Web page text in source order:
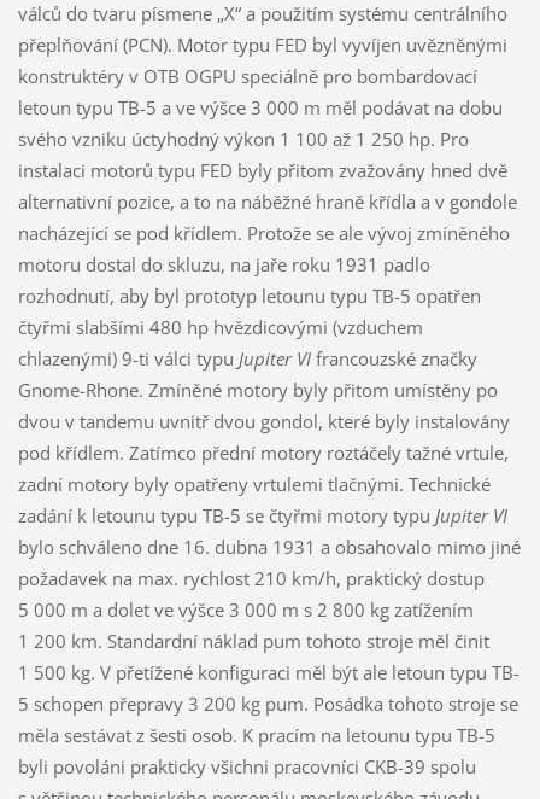
válců do tvaru písmene „X“ a použitím systému centrálního
přeplňování (PCN). Motor typu FED byl vyvíjen uvězněnými
konstruktéry v OTB OGPU speciálně pro bombardovací
letoun typu TB-5 a ve výšce 3 000 m měl podávat na dobu
svého vzniku úctyhodný výkon 1 100 až 1 250 hp. Pro
instalaci motorů typu FED byly přitom zvažovány hned dvě
alternativní pozice, a to na náběžné hraně křídla a v gondole
nacházející se pod křídlem. Protože se ale vývoj zmíněného
motoru dostal do skluzu, na jaře roku 1931 padlo
rozhodnutí, aby byl prototyp letounu typu TB-5 opatřen
čtyřmi slabšími 480 hp hvězdicovými (vzduchem
chlazenými) 9-ti válci typu Jupiter VI francouzské značky
Gnome-Rhone. Zmíněné motory byly přitom umístěny po
dvou v tandemu uvnitř dvou gondol, které byly instalovány
pod křídlem. Zatímco přední motory roztáčely tažné vrtule,
zadní motory byly opatřeny vrtulemi tlačnými. Technické
zadání k letounu typu TB-5 se čtyřmi motory typu Jupiter VI
bylo schváleno dne 16. dubna 1931 a obsahovalo mimo jiné
požadavek na max. rychlost 210 km/h, praktický dostup
5 000 m a dolet ve výšce 3 000 m s 2 800 kg zatížením
1 200 km. Standardní náklad pum tohoto stroje měl činit
1 500 kg. V přetížené konfiguraci měl být ale letoun typu TB-
5 schopen přepravy 3 200 kg pum. Posádka tohoto stroje se
měla sestávat z šesti osob. K pracím na letounu typu TB-5
byli povoláni prakticky všichni pracovníci CKB-39 spolu